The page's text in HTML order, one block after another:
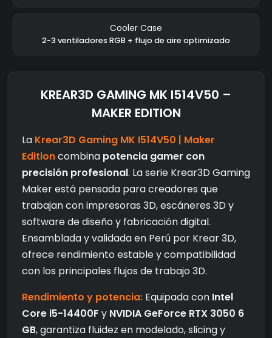
Cooler Case
2-3 ventiladores RGB + flujo de aire optimizado
KREAR3D GAMING MK I514V50 –
MAKER EDITION
La Krear3D Gaming MK I514V50 | Maker
Editioncombina potencia gamer con
precisión profesional. La serie Krear3D Gaming
Maker está pensada para creadores que
trabajan con impresoras 3D, escáneres 3D y
software de diseño y fabricación digital.
Ensamblada y validada en Perú por Krear 3D,
ofrece rendimiento estable y compatibilidad
con los principales flujos de trabajo 3D.
Rendimiento y potencia: Equipada con Intel
Core i5-14400F y NVIDIA GeForce RTX 3050 6
GB, garantiza fluidez en modelado, slicing y